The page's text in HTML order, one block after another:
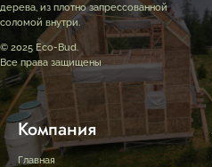
дерева, из плотно запрессованной
соломой внутри.
© 2025 Eco-Bud.
Все права защищены
Компания
Главная